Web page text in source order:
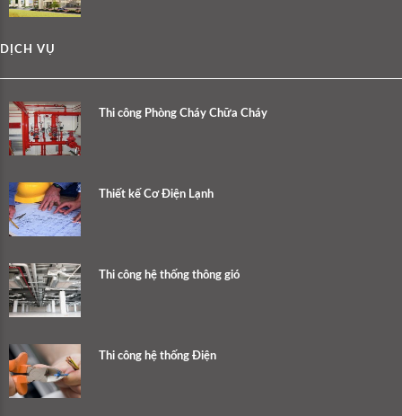
DỊCH VỤ
Thi công Phòng Cháy Chữa Cháy
Thiết kế Cơ Điện Lạnh
Thi công hệ thống thông gió
Thi công hệ thống Điện